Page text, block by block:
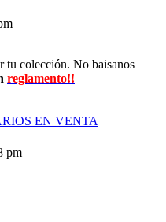
tu colección. No baisanos
reglamento!!
EN VENTA
pm